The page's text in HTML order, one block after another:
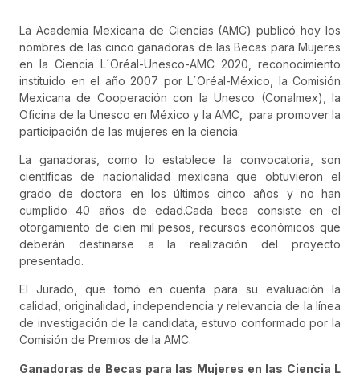
La Academia Mexicana de Ciencias (AMC) publicó hoy los
nombres de las cinco ganadoras de las Becas para Mujeres
en la Ciencia L´Oréal-Unesco-AMC 2020, reconocimiento
instituido en el año 2007 por L´Oréal-México, la Comisión
Mexicana de Cooperación con la Unesco (Conalmex), la
Oficina de la Unesco en México y la AMC, para promover la
participación de las mujeres en la ciencia.
La ganadoras, como lo establece la convocatoria, son
científicas de nacionalidad mexicana que obtuvieron el
grado de doctora en los últimos cinco años y no han
cumplido 40 años de edad.Cada beca consiste en el
otorgamiento de cien mil pesos, recursos económicos que
deberán destinarse a la realización del proyecto
presentado.
El Jurado, que tomó en cuenta para su evaluación la
calidad, originalidad, independencia y relevancia de la línea
de investigación de la candidata, estuvo conformado por la
Comisión de Premios de la AMC.
Ganadoras de Becas para las Mujeres en las Ciencia L